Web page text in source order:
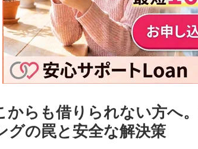
からも借りられない方へ
グの罠と安全な解決策